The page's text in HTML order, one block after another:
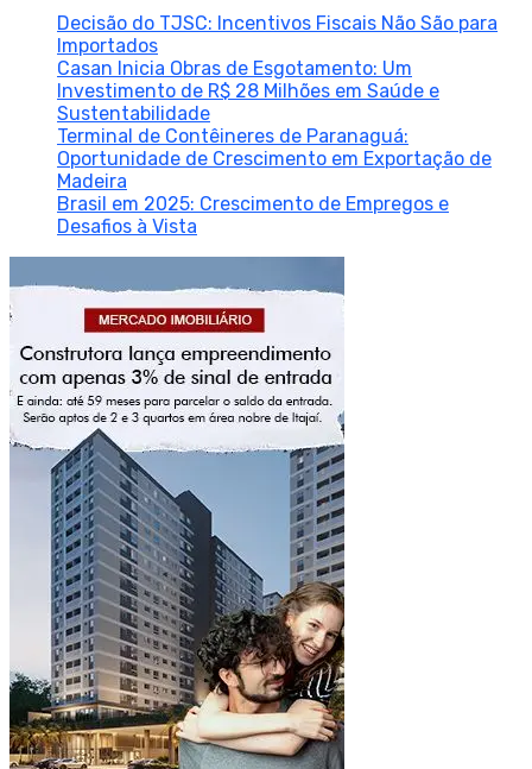
Decisão do TJSC: Incentivos Fiscais Não São para
Importados
Casan Inicia Obras de Esgotamento: Um
Investimento de R$ 28 Milhões em Saúde e
Sustentabilidade
Terminal de Contêineres de Paranaguá:
Oportunidade de Crescimento em Exportação de
Madeira
Brasil em 2025: Crescimento de Empregos e
Desafios à Vista